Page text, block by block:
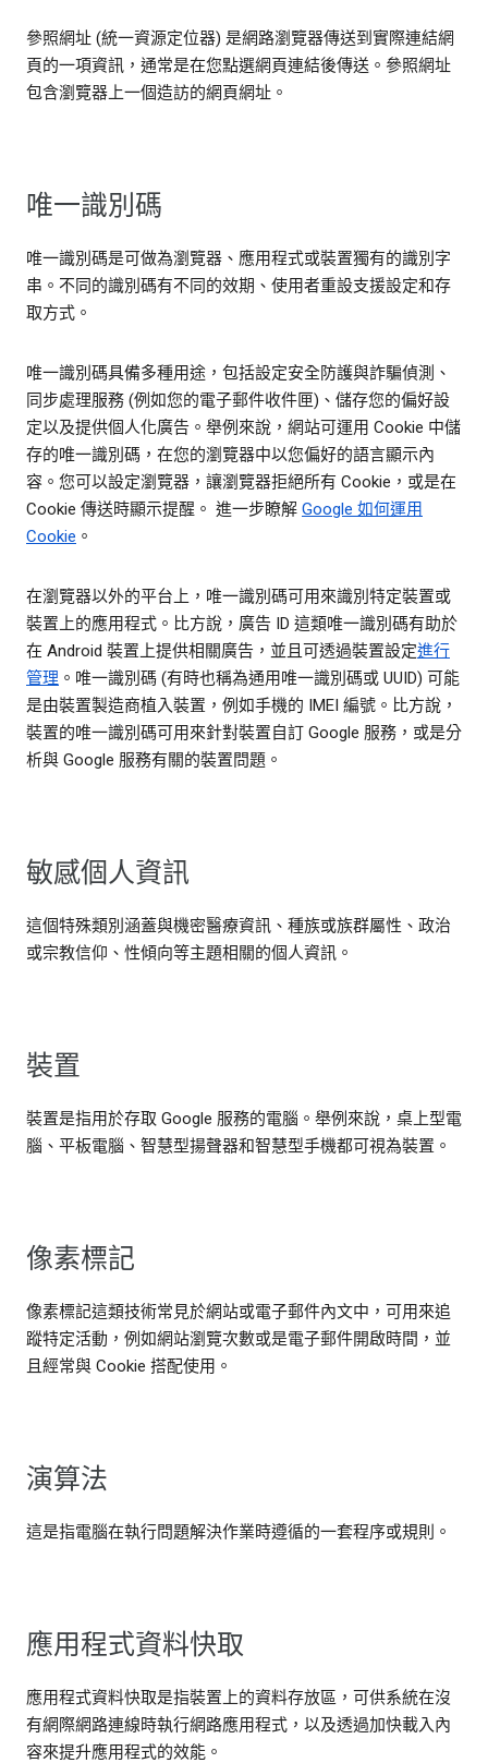
參照網址 (統一資源定位器) 是網路瀏覽器傳送到實際連結網
頁的一項資訊，通常是在您點選網頁連結後傳送。參照網址
包含瀏覽器上一個造訪的網頁網址。
唯一識別碼
唯一識別碼是可做為瀏覽器、應用程式或裝置獨有的識別字
串。不同的識別碼有不同的效期、使用者重設支援設定和存
取方式。
唯一識別碼具備多種用途，包括設定安全防護與詐騙偵測、
同步處理服務 (例如您的電子郵件收件匣)、儲存您的偏好設
定以及提供個人化廣告。舉例來說，網站可運用 Cookie 中儲
存的唯一識別碼，在您的瀏覽器中以您偏好的語言顯示內
容。您可以設定瀏覽器，讓瀏覽器拒絕所有 Cookie，或是在
Cookie 傳送時顯示提醒。 進一步瞭解 Google 如何運用
Cookie 。
在瀏覽器以外的平台上，唯一識別碼可用來識別特定裝置或
裝置上的應用程式。比方說，廣告 ID 這類唯一識別碼有助於
在 Android 裝置上提供相關廣告，並且可透過裝置設定進行
管理 。唯一識別碼 (有時也稱為通用唯一識別碼或 UUID) 可能
是由裝置製造商植入裝置，例如手機的 IMEI 編號。比方說，
裝置的唯一識別碼可用來針對裝置自訂 Google 服務，或是分
析與 Google 服務有關的裝置問題。
敏感個人資訊
這個特殊類別涵蓋與機密醫療資訊、種族或族群屬性、政治
或宗教信仰、性傾向等主題相關的個人資訊。
裝置
裝置是指用於存取 Google 服務的電腦。舉例來說，桌上型電
腦、平板電腦、智慧型揚聲器和智慧型手機都可視為裝置。
像素標記
像素標記這類技術常見於網站或電子郵件內文中，可用來追
蹤特定活動，例如網站瀏覽次數或是電子郵件開啟時間，並
且經常與 Cookie 搭配使用。
演算法
這是指電腦在執行問題解決作業時遵循的一套程序或規則。
應用程式資料快取
應用程式資料快取是指裝置上的資料存放區，可供系統在沒
有網際網路連線時執行網路應用程式，以及透過加快載入內
容來提升應用程式的效能。